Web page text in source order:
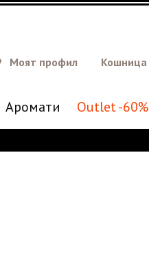
Моят профил Кошница
Аромати Outlet -60%